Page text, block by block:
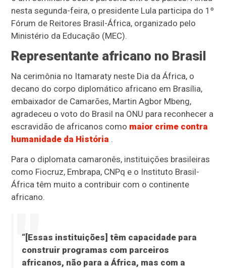
nesta segunda-feira, o presidente Lula participa do 1º
Fórum de Reitores Brasil-África, organizado pelo
Ministério da Educação (MEC).
Representante africano no Brasil
Na cerimônia no Itamaraty neste Dia da África, o
decano do corpo diplomático africano em Brasília,
embaixador de Camarões, Martin Agbor Mbeng,
agradeceu o voto do Brasil na ONU para reconhecer a
escravidão de africanos como maior crime contra
humanidade da História .
Para o diplomata camaronês, instituições brasileiras
como Fiocruz, Embrapa, CNPq e o Instituto Brasil-
África têm muito a contribuir com o continente
africano.
“[Essas instituições] têm capacidade para
construir programas com parceiros
africanos, não para a África, mas com a